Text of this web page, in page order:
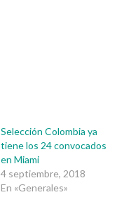
Selección Colombia ya
tiene los 24 convocados
en Miami
4 septiembre, 2018
En «Generales»